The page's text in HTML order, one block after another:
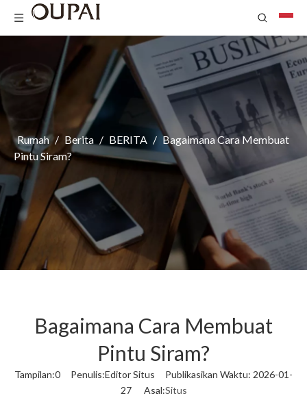
Rumah / Berita / BERITA / Bagaimana Cara Membuat
Pintu Siram?
Bagaimana Cara Membuat
Pintu Siram?
Tampilan:0 Penulis:Editor Situs Publikasikan Waktu: 2026-01-
27 Asal:Situs